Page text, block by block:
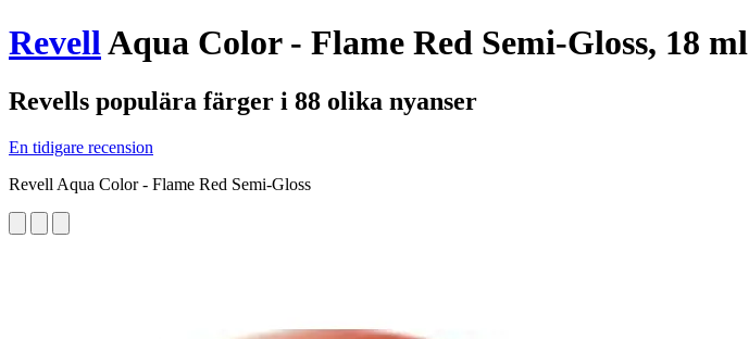
RevellAqua Color - Flame Red Semi-Gloss, 18 ml
Revells populära färger i 88 olika nyanser
En tidigare recension
Revell Aqua Color - Flame Red Semi-Gloss